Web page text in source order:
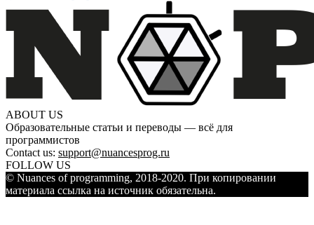
ABOUT US
Образовательные статьи и переводы — всё для
программистов
Contact us: support@nuancesprog.ru
FOLLOW US
© Nuances of programming, 2018-2020. При копировании
материала ссылка на источник обязательна.